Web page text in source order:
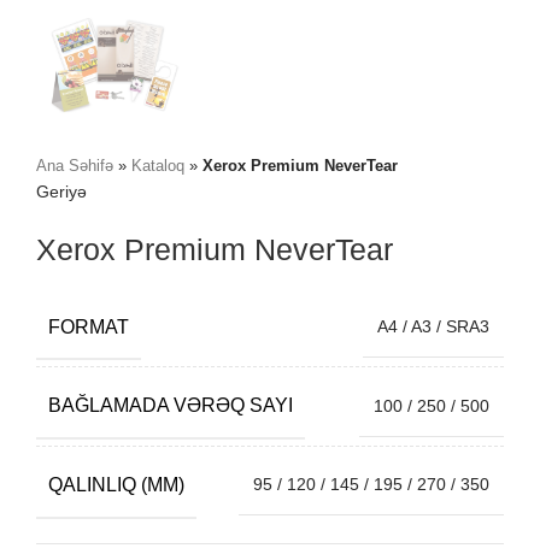
Ana Səhifə » Kataloq » Xerox Premium NeverTear
Geriyə
Xerox Premium NeverTear
FORMAT A4 / A3 / SRA3
BAĞLAMADA VƏRƏQ SAYI 100 / 250 / 500
QALINLIQ (ΜM) 95 / 120 / 145 / 195 / 270 / 350